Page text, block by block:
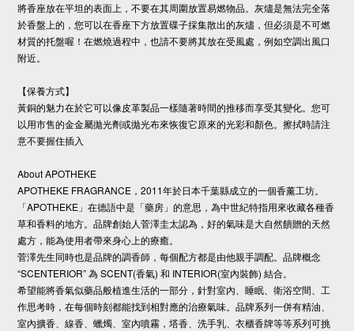
將香座放在平坦的表面上，不要在其周圍放置易燃物品。灰燼是無法完全落
於香盤上的，您可以在香座下方放置碟子採集散出的灰燼，但必須是不可燃
材質的托盤喔！在燃燒過程中，也請不要將其放在受風處，例如空調出風口
附近。
【保養方式】
黃銅的魅力在於它可以像皮革製品一樣隨著時間的推移而享受其變化。您可
以用市售的金金屬拋光劑或拋光布來恢復它原來的光彩和顏色。擦拭時請注
意不要握住插入
About APOTHEKE
APOTHEKE FRAGRANCE，2011年於日本千葉縣成立的一個香薰工坊。
「APOTHEKE」在德語中是「藥房」的意思，為中世紀特指用來收藏各種香
草和香料的地方。品牌創始人菅澤圭太認為，好的氣味是大自然饋贈的天然
處方，能為使用者帶來身心上的療癒。
菅澤先生同時也是品牌的調香師，每個配方都是由他親手調配。品牌概念
“SCENTERIOR” 為 SCENT(香氣) 和 INTERIOR(室內裝飾) 結合。
希望能將香氣似藥品般植進生活的一部分，針對室內、睡眠、衛浴空間、工
作思考時，在每個時刻都能找到相對應的治療氣味。品牌系列一併有精油、
室內擴香、線香、蠟燭、室內噴霧，塔香、洗手乳、衣櫃香牌等等系列可挑